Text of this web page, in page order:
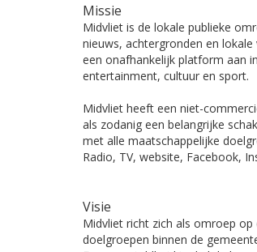
Missie
Midvliet is de lokale publieke
nieuws, achtergronden en
een onafhankelijk platform aan
entertainment, cultuur en sport.
Midvliet heeft een niet-
als zodanig een belangrijke
met alle maatschappelijke
Radio, TV, website, Facebook,
Visie
Midvliet richt zich als omroep
doelgroepen binnen de